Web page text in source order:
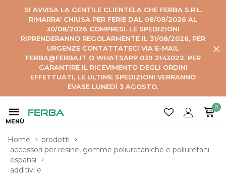
SI AVVISA LA GENTILE CLIENTELA CHE FERBA S.R.L.
RIMARRA' CHIUSA PER FERIE DAL 08/08/2026 AL
30/08/2026 COMPRESI. LE SPEDIZIONI
RIPRENDERANNO REGOLARMENTE IL 31/08/2026, PER
URGENZE CONTATTATECI VIA E-MAIL
FERBA@FERBA.IT O WHATSAPP 039 2143022. PER
GARANTIRE IL RICEVIMENTO DEGLI ORDINI
EFFETTUATI, LE ULTIME SPEDIZIONI VERRANNO
EVASE LUNEDÌ 3 AGOSTO.
MENÙ
0
Home
prodotti
accessori per resine, gomme poliuretaniche e poliuretani
espansi
additivi e